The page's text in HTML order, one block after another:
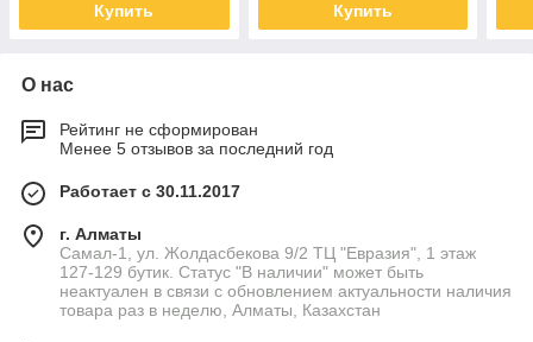
Купить Купить
О нас
Рейтинг не сформирован
Менее 5 отзывов за последний год
Работает с 30.11.2017
г. Алматы
Самал-1, ул. Жолдасбекова 9/2 ТЦ "Евразия", 1 этаж
127-129 бутик. Статус "В наличии" может быть
неактуален в связи с обновлением актуальности наличия
товара раз в неделю, Алматы, Казахстан